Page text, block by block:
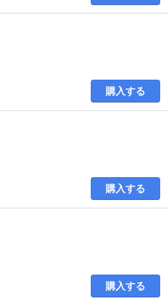
購入する
購入する
購入する